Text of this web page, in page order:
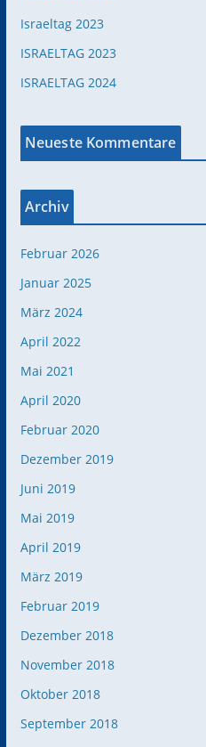
Israeltag 2023
ISRAELTAG 2023
ISRAELTAG 2024
Neueste Kommentare
Archiv
Februar 2026
Januar 2025
März 2024
April 2022
Mai 2021
April 2020
Februar 2020
Dezember 2019
Juni 2019
Mai 2019
April 2019
März 2019
Februar 2019
Dezember 2018
November 2018
Oktober 2018
September 2018